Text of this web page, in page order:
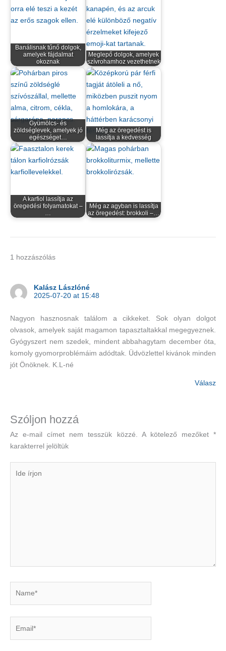
Banálisnak tűnő dolgok,
amelyek fájdalmat
okoznak
Meglepő dolgok, amelyek
szívrohamhoz vezethetnek
Gyümölcs- és
zöldséglevek, amelyek jó
egészséget…
Még az öregedést is
lassítja a kedvesség
A karfiol lassítja az
öregedési folyamatokat –
…
Még az agyban is lassítja
az öregedést: brokkoli –…
1 hozzászólás
Kalász Lászlóné
2025-07-20 at 15:48
Nagyon hasznosnak találom a cikkeket. Sok olyan dolgot
olvasok, amelyek saját magamon tapasztaltakkal megegyeznek.
Gyógyszert nem szedek, mindent abbahagytam december óta,
komoly gyomorproblémáim adódtak. Üdvözlettel kivánok minden
jót Önöknek. K.L-né
Válasz
Szóljon hozzá
Az e-mail címet nem tesszük közzé. A kötelező mezőket*
karakterrel jelöltük